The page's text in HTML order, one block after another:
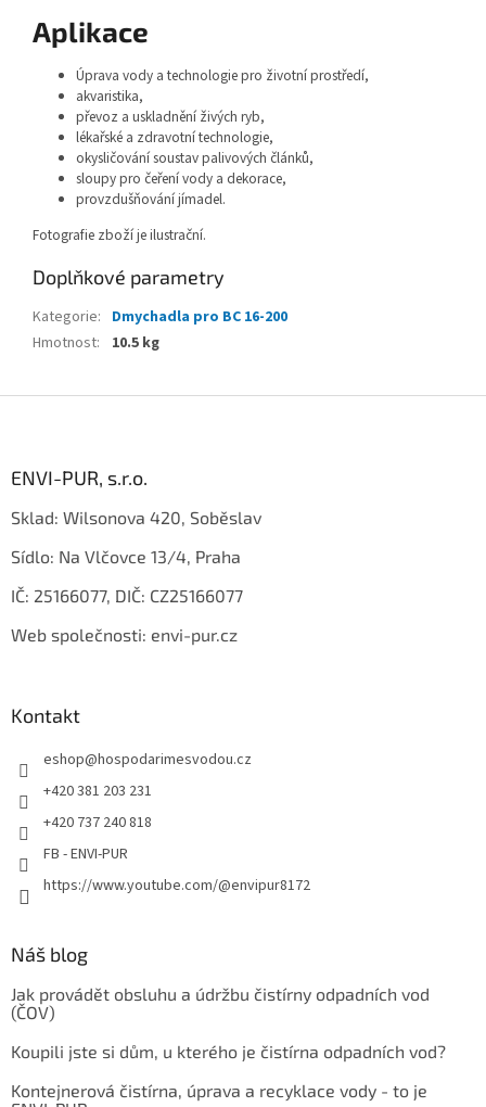
Aplikace
Úprava vody a technologie pro životní prostředí,
akvaristika,
převoz a uskladnění živých ryb,
lékařské a zdravotní technologie,
okysličování soustav palivových článků,
sloupy pro čeření vody a dekorace,
provzdušňování jímadel.
Fotografie zboží je ilustrační.
Doplňkové parametry
Kategorie: Dmychadla pro BC 16-200
Hmotnost: 10.5 kg
ENVI-PUR, s.r.o.
Sklad: Wilsonova 420, Soběslav
Sídlo: Na Vlčovce 13/4, Praha
IČ: 25166077, DIČ: CZ25166077
Web společnosti: envi-pur.cz
Kontakt
eshop@hospodarimesvodou.cz
+420 381 203 231
+420 737 240 818
FB - ENVI-PUR
https://www.youtube.com/@envipur8172
Náš blog
Jak provádět obsluhu a údržbu čistírny odpadních vod
(ČOV)
Koupili jste si dům, u kterého je čistírna odpadních vod?
Kontejnerová čistírna, úprava a recyklace vody - to je